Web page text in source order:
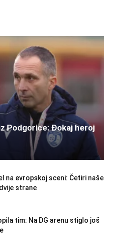
Podgorice: Đokaj heroj
na evropskoj sceni: Četiri naše
strane
tim: Na DG arenu stiglo još